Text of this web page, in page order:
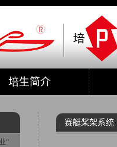
培生简介
赛艇桨架系统
”